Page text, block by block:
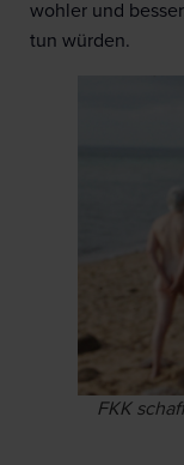
wohler und
tun würden.
FKK